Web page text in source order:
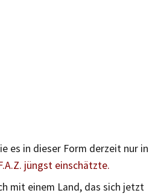
es in dieser Form derzeit nur in
jüngst einschätzte.
mit einem Land, das sich jetzt